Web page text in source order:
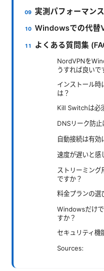
実測パフォーマン
Windowsでの代替
よくある質問集
NordVPNを
うすれば良いで
インストール時
は？
Kill Switchは必
DNSリーク防止
自動接続は有効
速度が遅いと感
ストリーミング
ですか？
料金プランの選
Windowsだけ
すか？
セキュリティ機
Sources: